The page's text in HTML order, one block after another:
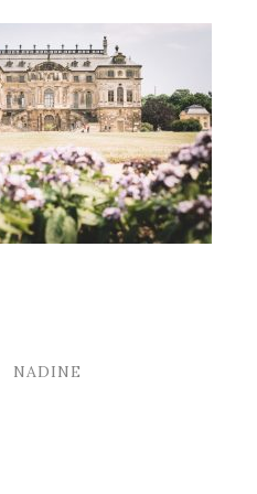
NADINE